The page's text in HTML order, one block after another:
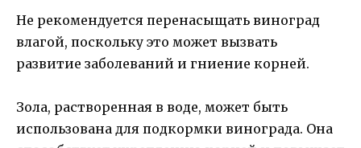
Не рекомендуется перенасыщать виноград
влагой, поскольку это может вызвать
развитие заболеваний и гниение корней.
Зола, растворенная в воде, может быть
использована для подкормки винограда. Она